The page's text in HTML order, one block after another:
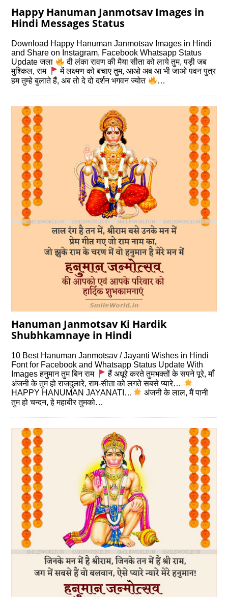
Happy Hanuman Janmotsav Images in
Hindi Messages Status
Download Happy Hanuman Janmotsav Images in Hindi
and Share on Instagram, Facebook Whatsapp Status
Update जला
दी लंका रावण की मैया सीता को लाये तुम, पड़ी जब
मुश्किल, राम
में लक्ष्मण को बचाए तुम, आओ अब आ भी जाओ पवन पुत्र
हम तुम्हे बुलाते हैं, अब तो दे दो दर्शन भगवन ज्योत
…
Hanuman Janmotsav Ki Hardik
Shubhkamnaye in Hindi
10 Best Hanuman Janmotsav / Jayanti Wishes in Hindi
Font for Facebook and Whatsapp Status Update With
Images हनुमान तुम बिन राम
हैं अधूरे करते तुमभक्तों के सपने पूरे, माँ
अंजनी के तुम हो राजदुलारे, राम-सीता को लगते सबसे प्यारे…
HAPPY HANUMAN JAYANATI…
अंजनी के लाल, मैं पानी
तुम हो चन्दन, हे महाबीर तुमको…